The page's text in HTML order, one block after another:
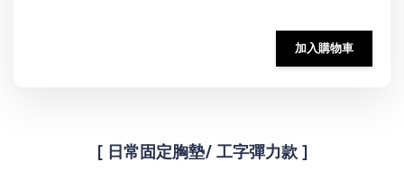
加入購物車
[ 日常固定胸墊/ 工字彈力款 ]